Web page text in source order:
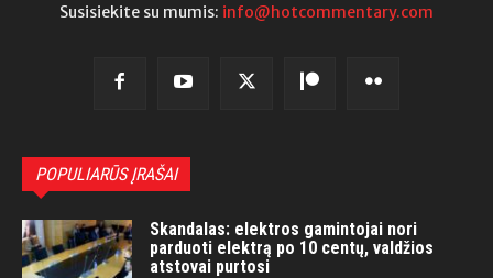
Susisiekite su mumis: info@hotcommentary.com
POPULIARŪS ĮRAŠAI
Skandalas: elektros gamintojai nori
parduoti elektrą po 10 centų, valdžios
atstovai purtosi